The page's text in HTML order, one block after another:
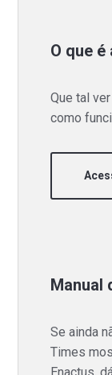
O que é
Que tal
como
Manual
Se ainda
Times
Enactus,